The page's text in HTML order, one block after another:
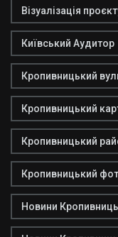
Візуалізація
Київський Аудитор
Кропивницький
Кропивницький
Кропивницький
Кропивницький
Новини